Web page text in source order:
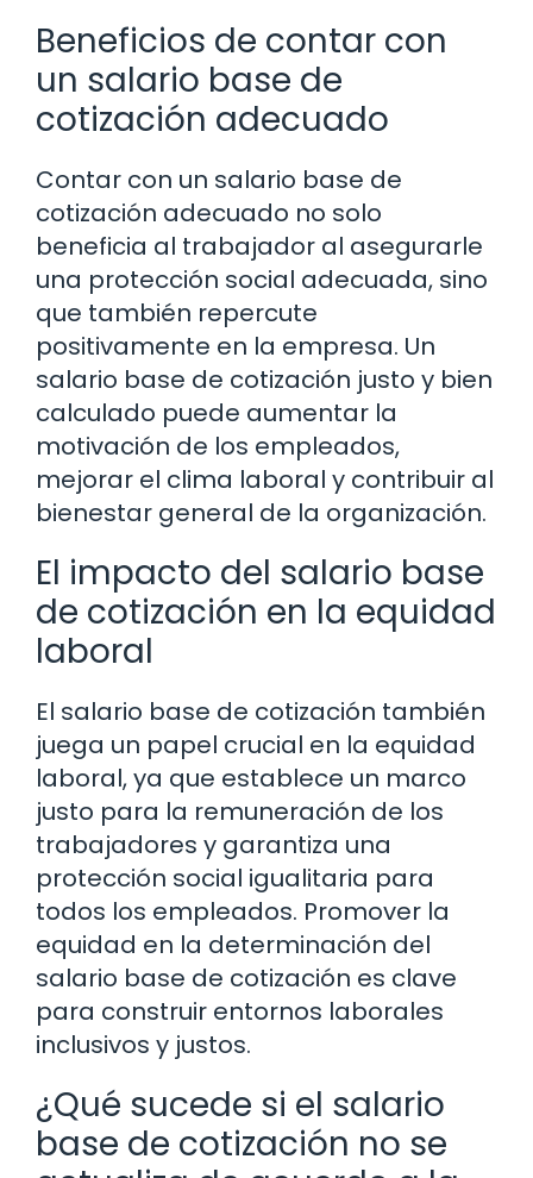
Beneficios de contar con
un salario base de
cotización adecuado
Contar con un salario base de
cotización adecuado no solo
beneficia al trabajador al asegurarle
una protección social adecuada, sino
que también repercute
positivamente en la empresa. Un
salario base de cotización justo y bien
calculado puede aumentar la
motivación de los empleados,
mejorar el clima laboral y contribuir al
bienestar general de la organización.
El impacto del salario base
de cotización en la equidad
laboral
El salario base de cotización también
juega un papel crucial en la equidad
laboral, ya que establece un marco
justo para la remuneración de los
trabajadores y garantiza una
protección social igualitaria para
todos los empleados. Promover la
equidad en la determinación del
salario base de cotización es clave
para construir entornos laborales
inclusivos y justos.
¿Qué sucede si el salario
base de cotización no se